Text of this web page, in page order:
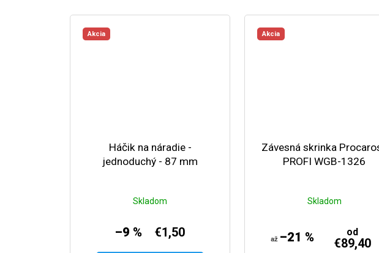
Akcia
Háčik na náradie -
jednoduchý - 87 mm
Skladom
–9 % €1,50
Akcia
Závesná skrinka
PROFI WGB-1326
Skladom
až –21 % od
€89,40